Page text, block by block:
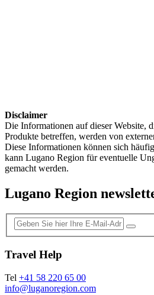
Disclaimer
Die Informationen auf dieser Website,
Produkte betreffen, werden von
Diese Informationen können sich
kann Lugano Region für eventuelle
gemacht werden.
Lugano Region
Travel Help
Tel +41 58 220 65 00
info@luganoregion.com